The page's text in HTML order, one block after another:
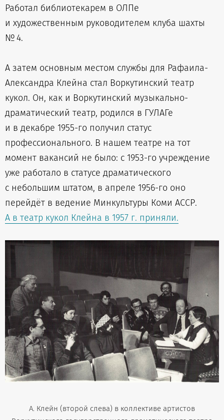
Работал библиотекарем в ОЛПе
и художественным руководителем клуба шахты
№ 4.
А затем основным местом службы для Рафаила-
Александра Клейна стал Воркутинский театр
кукол. Он, как и Воркутинский музыкально-
драматический театр, родился в ГУЛАГе
и в декабре 1955-го получил статус
профессионального. В нашем театре на тот
момент вакансий не было: с 1953-го учреждение
уже работало в статусе драматического
с небольшим штатом, в апреле 1956-го оно
перейдёт в ведение Минкультуры Коми АССР.
А в театр кукол Клейна в 1957 г. приняли.
А. Клейн (второй слева) в коллективе артистов